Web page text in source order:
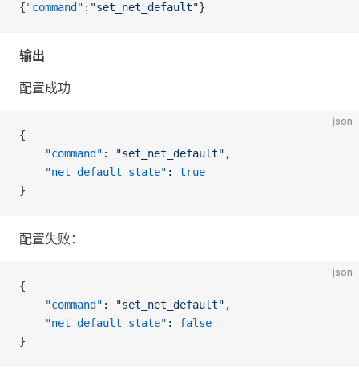
{"command" : "set_net_default"}
输出
配置成功
json
{
    "command"
: "set_net_default" ,
    "net_default_state"
: true
}
配置失败：
json
{
    "command"
: "set_net_default" ,
    "net_default_state"
: false
}